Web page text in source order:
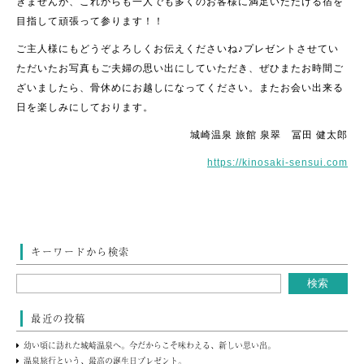
目指して頑張って参ります！！
ご主人様にもどうぞよろしくお伝えくださいね♪プレゼントさせてい
ただいたお写真もご夫婦の思い出にしていただき、ぜひまたお時間ご
ざいましたら、骨休めにお越しになってください。またお会い出来る
日を楽しみにしております。
城崎温泉 旅館 泉翠 冨田 健太郎
https://kinosaki-sensui.com
キーワードから検索
最近の投稿
幼い頃に訪れた城崎温泉へ。今だからこそ味わえる、新しい思い出。
温泉旅行という、最高の誕生日プレゼント。